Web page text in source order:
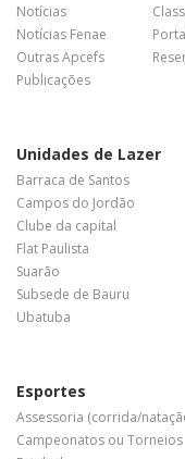
Notícias
Notícias Fenae
Outras Apcefs
Publicações
Unidades de Lazer
Barraca de Santos
Campos do Jordão
Clube da capital
Flat Paulista
Suarão
Subsede de Bauru
Ubatuba
Esportes
Assessoria (corrida/
Campeonatos ou Torneios